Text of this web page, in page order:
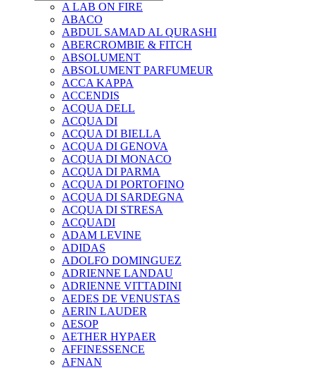
A LAB ON FIRE
ABACO
ABDUL SAMAD AL QURASHI
ABERCROMBIE & FITCH
ABSOLUMENT
ABSOLUMENT PARFUMEUR
ACCA KAPPA
ACCENDIS
ACQUA DELL
ACQUA DI
ACQUA DI BIELLA
ACQUA DI GENOVA
ACQUA DI MONACO
ACQUA DI PARMA
ACQUA DI PORTOFINO
ACQUA DI SARDEGNA
ACQUA DI STRESA
ACQUADI
ADAM LEVINE
ADIDAS
ADOLFO DOMINGUEZ
ADRIENNE LANDAU
ADRIENNE VITTADINI
AEDES DE VENUSTAS
AERIN LAUDER
AESOP
AETHER HYPAER
AFFINESSENCE
AFNAN